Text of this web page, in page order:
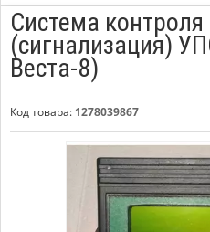
Система
(сигнализация)
Веста-8)
Код товара: 1278039867